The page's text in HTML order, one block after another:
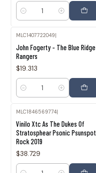
Cantidad
MLC1407722049|
John Fogerty - The Blue Ridge
Rangers
$19.313
Cantidad
MLC1846569774|
Vinilo Xtc As The Dukes Of
Stratosphear Psonic Psunspot
Rock 2019
$38.729